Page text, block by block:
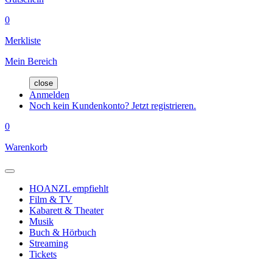
0
Merkliste
Mein Bereich
close
Anmelden
Noch kein Kundenkonto? Jetzt registrieren.
0
Warenkorb
HOANZL empfiehlt
Film & TV
Kabarett & Theater
Musik
Buch & Hörbuch
Streaming
Tickets